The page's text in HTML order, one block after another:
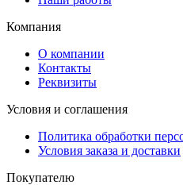
Компания
О компании
Контакты
Реквизиты
Условия и соглашения
Политика обработки
Условия заказа и доставки
Покупателю